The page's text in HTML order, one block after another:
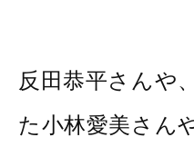
反田恭平さんや
た小林愛美さん